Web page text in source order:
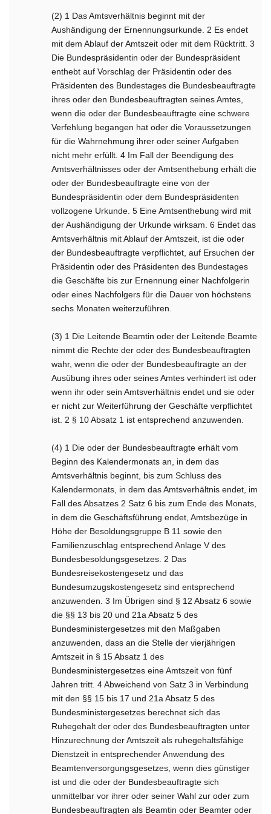
(2) 1 Das Amtsverhältnis beginnt mit der
Aushändigung der Ernennungsurkunde. 2 Es endet
mit dem Ablauf der Amtszeit oder mit dem Rücktritt. 3
Die Bundespräsidentin oder der Bundespräsident
enthebt auf Vorschlag der Präsidentin oder des
Präsidenten des Bundestages die Bundesbeauftragte
ihres oder den Bundesbeauftragten seines Amtes,
wenn die oder der Bundesbeauftragte eine schwere
Verfehlung begangen hat oder die Voraussetzungen
für die Wahrnehmung ihrer oder seiner Aufgaben
nicht mehr erfüllt. 4 Im Fall der Beendigung des
Amtsverhältnisses oder der Amtsenthebung erhält die
oder der Bundesbeauftragte eine von der
Bundespräsidentin oder dem Bundespräsidenten
vollzogene Urkunde. 5 Eine Amtsenthebung wird mit
der Aushändigung der Urkunde wirksam. 6 Endet das
Amtsverhältnis mit Ablauf der Amtszeit, ist die oder
der Bundesbeauftragte verpflichtet, auf Ersuchen der
Präsidentin oder des Präsidenten des Bundestages
die Geschäfte bis zur Ernennung einer Nachfolgerin
oder eines Nachfolgers für die Dauer von höchstens
sechs Monaten weiterzuführen.
(3) 1 Die Leitende Beamtin oder der Leitende Beamte
nimmt die Rechte der oder des Bundesbeauftragten
wahr, wenn die oder der Bundesbeauftragte an der
Ausübung ihres oder seines Amtes verhindert ist oder
wenn ihr oder sein Amtsverhältnis endet und sie oder
er nicht zur Weiterführung der Geschäfte verpflichtet
ist. 2 § 10 Absatz 1 ist entsprechend anzuwenden.
(4) 1 Die oder der Bundesbeauftragte erhält vom
Beginn des Kalendermonats an, in dem das
Amtsverhältnis beginnt, bis zum Schluss des
Kalendermonats, in dem das Amtsverhältnis endet, im
Fall des Absatzes 2 Satz 6 bis zum Ende des Monats,
in dem die Geschäftsführung endet, Amtsbezüge in
Höhe der Besoldungsgruppe B 11 sowie den
Familienzuschlag entsprechend Anlage V des
Bundesbesoldungsgesetzes. 2 Das
Bundesreisekostengesetz und das
Bundesumzugskostengesetz sind entsprechend
anzuwenden. 3 Im Übrigen sind § 12 Absatz 6 sowie
die §§ 13 bis 20 und 21a Absatz 5 des
Bundesministergesetzes mit den Maßgaben
anzuwenden, dass an die Stelle der vierjährigen
Amtszeit in § 15 Absatz 1 des
Bundesministergesetzes eine Amtszeit von fünf
Jahren tritt. 4 Abweichend von Satz 3 in Verbindung
mit den §§ 15 bis 17 und 21a Absatz 5 des
Bundesministergesetzes berechnet sich das
Ruhegehalt der oder des Bundesbeauftragten unter
Hinzurechnung der Amtszeit als ruhegehaltsfähige
Dienstzeit in entsprechender Anwendung des
Beamtenversorgungsgesetzes, wenn dies günstiger
ist und die oder der Bundesbeauftragte sich
unmittelbar vor ihrer oder seiner Wahl zur oder zum
Bundesbeauftragten als Beamtin oder Beamter oder